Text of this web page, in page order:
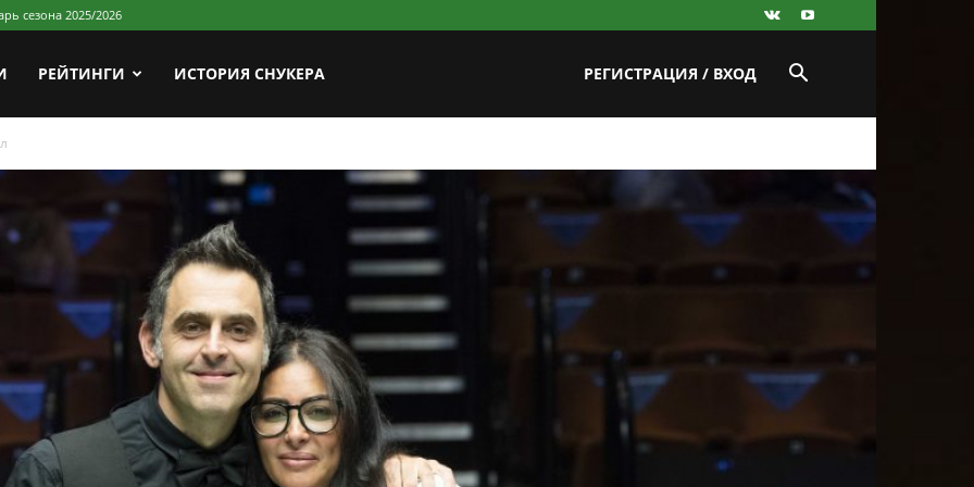
сезона 2025/2026
РЕЙТИНГИ ИСТОРИЯ СНУКЕРА РЕГИСТРАЦИЯ / ВХОД